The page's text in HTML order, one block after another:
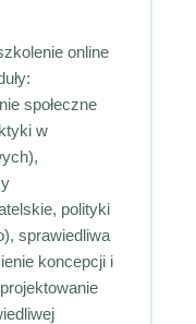
online
społeczne
w
polityki
sprawiedliwa
koncepcji i